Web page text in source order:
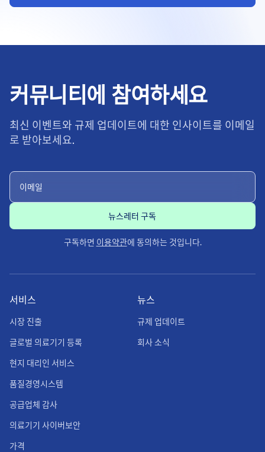
커뮤니티에 참여하세요
최신 이벤트와 규제 업데이트에 대한 인사이트를 이메일
로 받아보세요.
구독하면 이용약관에 동의하는 것입니다.
뉴스
규제 업데이트
회사 소식
서비스
시장 진출
글로벌 의료기기 등록
현지 대리인 서비스
품질경영시스템
공급업체 감사
의료기기 사이버보안
가격